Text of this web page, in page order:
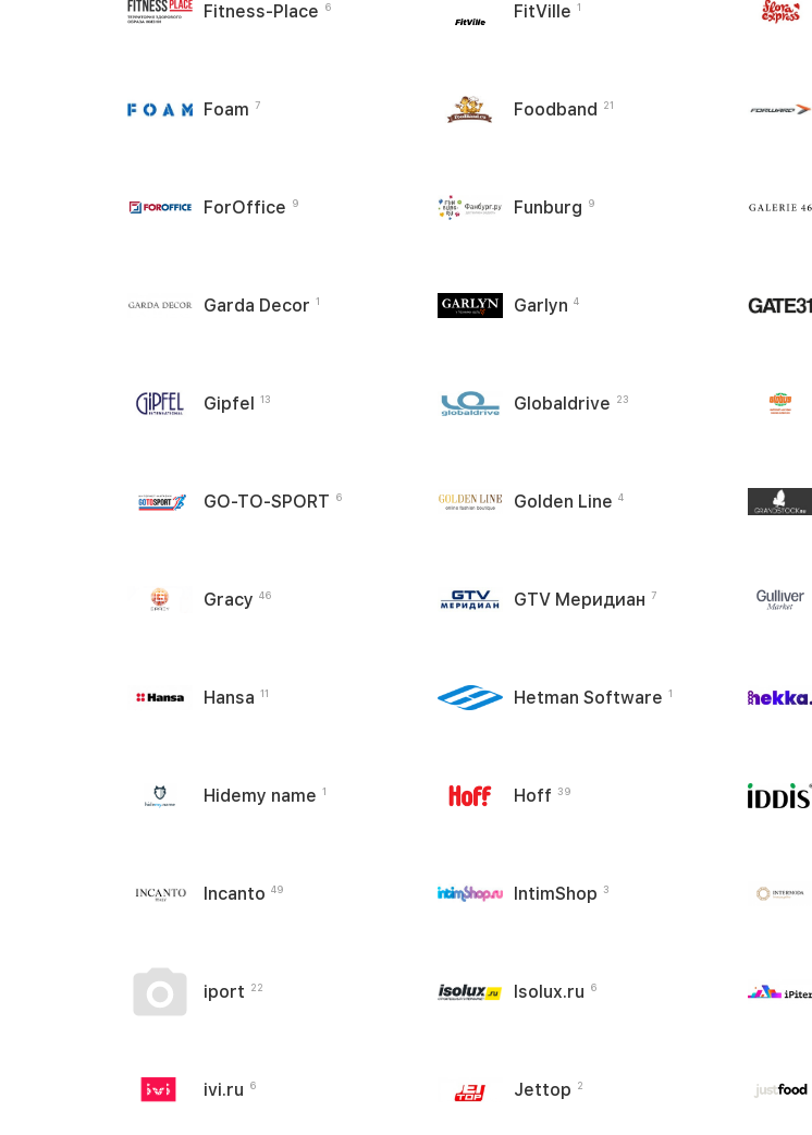
Fitness-Place 6 FitVille 1
Foam 7 Foodband 21
ForOffice 9 Funburg 9
Garda Decor 1 Garlyn 4
Gipfel 13 Globaldrive 23
GO-TO-SPORT 6 Golden Line 4
Gracy 46 GTV Меридиан 7
Hansa 11 Hetman Software 1
Hidemy name 1 Hoff 39
Incanto 49 IntimShop 3
iport 22 Isolux.ru 6
ivi.ru 6 Jettop 2